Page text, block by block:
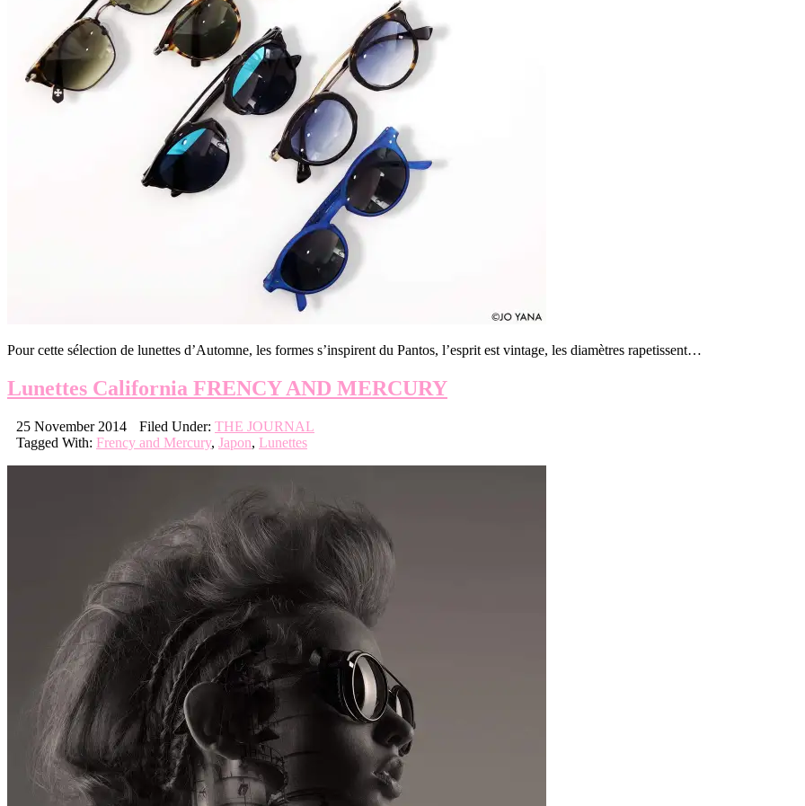
Pour cette sélection de lunettes d’Automne, les formes s’inspirent du Pantos, l’esprit est vintage, les diamètres rapetissent…
Lunettes California FRENCY AND MERCURY
25 November 2014 Filed Under: THE JOURNAL
Tagged With: Frency and Mercury, Japon, Lunettes